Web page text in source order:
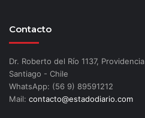
Contacto
Dr. Roberto del Río 1137, Providencia
Santiago - Chile
WhatsApp: (56 9) 89591212
Mail: contacto@estadodiario.com